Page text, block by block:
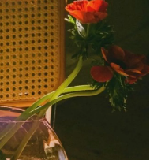
シーの選び方とカウ
せたアンドヘルシー
でわかるアンドヘル